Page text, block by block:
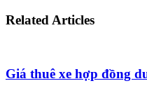
Related Articles
Giá thuê xe hợp đồng